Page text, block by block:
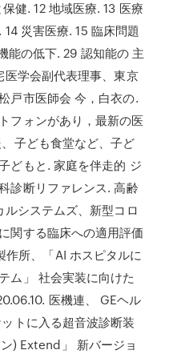
健. 12 地域医療. 13 医療
災害医療. 15 臨床問題
能の低下. 29 認知能の 主
学会副代表理事、東京
戸市医師会 今，白衣の.
フォンがあり，最新の医
子ども食堂など、子ど
どもと. 家庭を伴走的 ジ
診断リファレンス. 高齢
システムズ、新型コロ
関する臨床への適用評価
作所、「AI ホスピタルに
ム」 社会実装に向けた
医機連、 GEヘル
トに入る超音波診断装
) Extend」 新バージョ